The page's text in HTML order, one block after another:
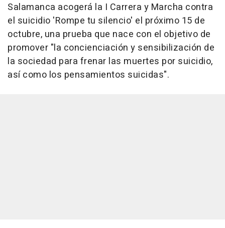
Salamanca acogerá la I Carrera y Marcha contra
el suicidio 'Rompe tu silencio' el próximo 15 de
octubre, una prueba que nace con el objetivo de
promover "la concienciación y sensibilización de
la sociedad para frenar las muertes por suicidio,
así como los pensamientos suicidas".